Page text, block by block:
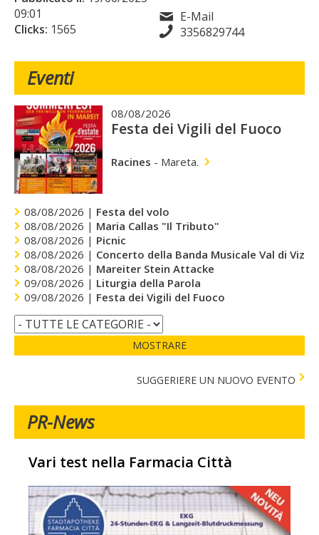
09:01
Clicks: 1565
E-Mail
3356829744
Eventi
08/08/2026
Festa dei Vigili del Fuoco
Racines - Mareta.
08/08/2026 | Festa del volo
08/08/2026 | Maria Callas "Il Tributo"
08/08/2026 | Picnic
08/08/2026 | Concerto della Banda Musicale Val di Vizze
08/08/2026 | Mareiter Stein Attacke
09/08/2026 | Liturgia della Parola
09/08/2026 | Festa dei Vigili del Fuoco
MOSTRARE
SUGGERIERE UN NUOVO EVENTO
PR-News
Vari test nella Farmacia Città